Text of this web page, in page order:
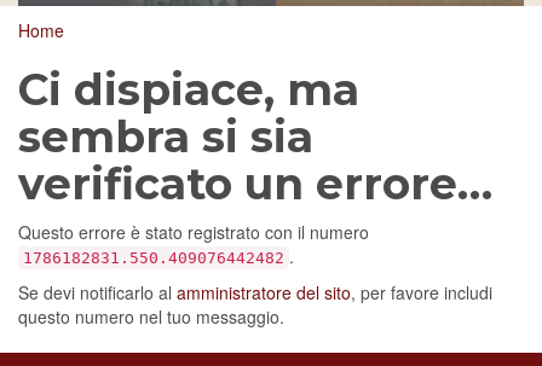
Home
Ci dispiace, ma
sembra si sia
verificato un errore…
Questo errore è stato registrato con il numero
1786182831.550.409076442482 .
Se devi notificarlo al amministratore del sito, per favore includi
questo numero nel tuo messaggio.